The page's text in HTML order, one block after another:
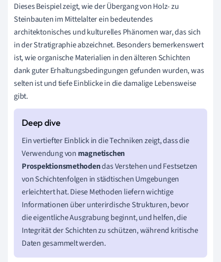
Dieses Beispiel zeigt, wie der Übergang von Holz- zu
Steinbauten im Mittelalter ein bedeutendes
architektonisches und kulturelles Phänomen war, das sich
in der Stratigraphie abzeichnet. Besonders bemerkenswert
ist, wie organische Materialien in den älteren Schichten
dank guter Erhaltungsbedingungen gefunden wurden, was
selten ist und tiefe Einblicke in die damalige Lebensweise
gibt.
Ein vertiefter Einblick in die Techniken zeigt, dass die
Verwendung von magnetischen
Prospektionsmethodendas Verstehen und Festsetzen
von Schichtenfolgen in städtischen Umgebungen
erleichtert hat. Diese Methoden liefern wichtige
Informationen über unterirdische Strukturen, bevor
die eigentliche Ausgrabung beginnt, und helfen, die
Integrität der Schichten zu schützen, während kritische
Daten gesammelt werden.